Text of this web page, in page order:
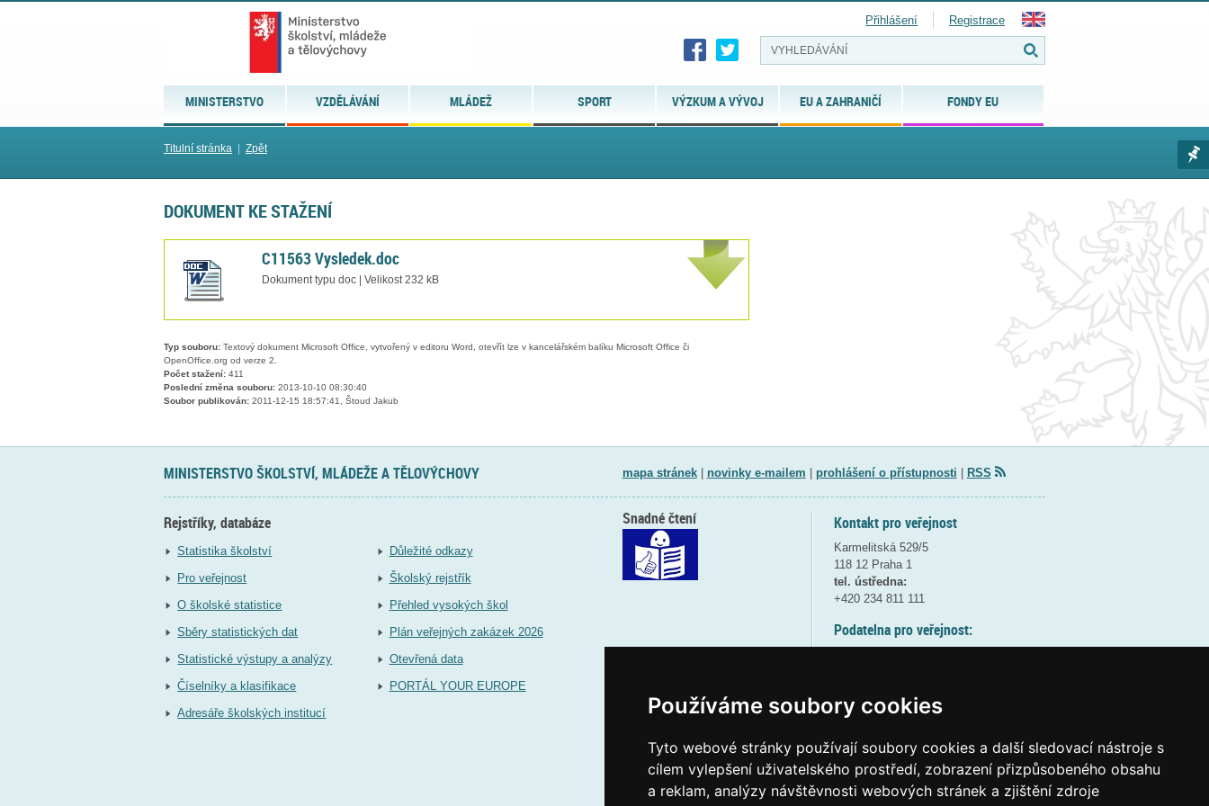
Používáme soubory cookies
Tyto webové stránky používají soubory cookies a další sledovací nástroje s
cílem vylepšení uživatelského prostředí, zobrazení přizpůsobeného obsahu
a reklam, analýzy návštěvnosti webových stránek a zjištění zdroje
MINISTERSTVO VZDĚLÁVÁNÍ MLÁDEŽ SPORT VÝZKUM A VÝVOJ EU A ZAHRANIČÍ FONDY EU
Přihlášení Registrace
Titulní stránka Zpět
DOKUMENT KE STAŽENÍ
C11563 Vysledek.doc
Dokument typu doc | Velikost 232 kB
Typ souboru: Textový dokument Microsoft Office, vytvořený v editoru Word, otevřít lze v kancelářském balíku Microsoft Office či
OpenOffice.org od verze 2.
Počet stažení: 411
Poslední změna souboru: 2013-10-10 08:30:40
Soubor publikován: 2011-12-15 18:57:41, Štoud Jakub
MINISTERSTVO ŠKOLSTVÍ, MLÁDEŽE A TĚLOVÝCHOVY mapa stránek| novinky e-mailem prohlášení o přístupnosti RSS
Rejstříky, databáze
Statistika školství
Pro veřejnost
O školské statistice
Sběry statistických dat
Statistické výstupy a analýzy
Číselníky a klasifikace
Adresáře školských institucí
Důležité odkazy
Školský rejstřík
Přehled vysokých škol
Plán veřejných zakázek 2026
Otevřená data
PORTÁL YOUR EUROPE
Kontakt pro veřejnost
Karmelitská 529/5
118 12 Praha 1
tel. ústředna:
+420 234 811 111
Podatelna pro veřejnost:
(více informací
Elektronická podatelna:
posta@msmtgov cz
Snadné čtení